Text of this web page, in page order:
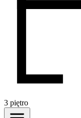
3 piętro